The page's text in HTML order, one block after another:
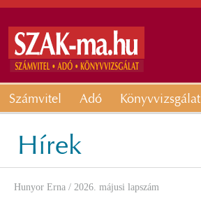
Számvitel Adó Könyvvizsgálat
Hírek
Hunyor Erna / 2026. májusi lapszám